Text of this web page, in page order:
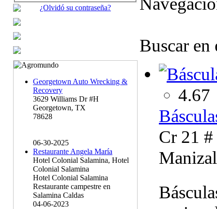
¿Olvidó su contraseña?
Georgetown Auto Wrecking &
Recovery
3629 Williams Dr #H
Georgetown, TX
78628
06-30-2025
Restaurante Angela María
Hotel Colonial Salamina, Hotel
Colonial Salamina
Hotel Colonial Salamina
Restaurante campestre en
Salamina Caldas
04-06-2023
Buscar en
4.67
Cr 21